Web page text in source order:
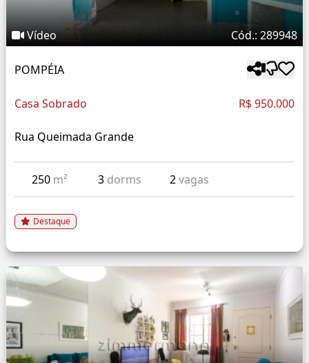
Vídeo Cód.: 289948
POMPÉIA
Casa Sobrado R$ 950.000
Rua Queimada Grande
250 m² 3 dorms 2vagas
Destaque